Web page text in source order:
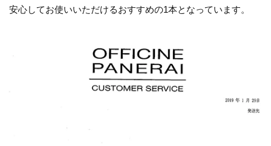
安心してお使いいただけるおすすめの1本となっています。